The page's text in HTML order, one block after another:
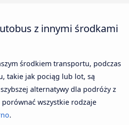
z innymi środkami
środkiem transportu, podczas
takie jak pociąg lub lot, są
alternatywy dla podróży z
porównać wszystkie rodzaje
.